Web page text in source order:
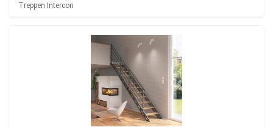
Treppen Intercon